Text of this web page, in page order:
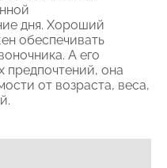
дня. Хороший
обеспечивать
А его
предпочтений, она
от возраста, веса,